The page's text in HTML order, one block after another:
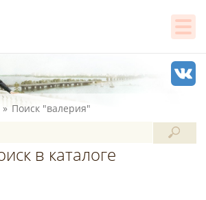
Поиск "валерия"
в каталоге